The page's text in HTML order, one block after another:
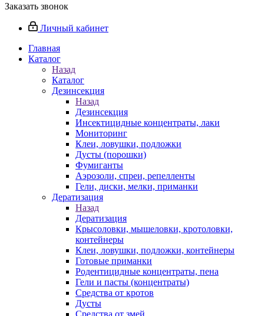
Заказать звонок
Личный кабинет
Главная
Каталог
Назад
Каталог
Дезинсекция
Назад
Дезинсекция
Инсектицидные концентраты, лаки
Мониторинг
Клеи, ловушки, подложки
Дусты (порошки)
Фумиганты
Аэрозоли, спреи, репелленты
Гели, диски, мелки, приманки
Дератизация
Назад
Дератизация
Крысоловки, мышеловки, кротоловки,
контейнеры
Клеи, ловушки, подложки, контейнеры
Готовые приманки
Родентицидные концентраты, пена
Гели и пасты (концентраты)
Средства от кротов
Дусты
Средства от змей